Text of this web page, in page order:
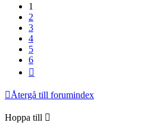
1
2
3
4
5
6
Återgå till forumindex
Hoppa till